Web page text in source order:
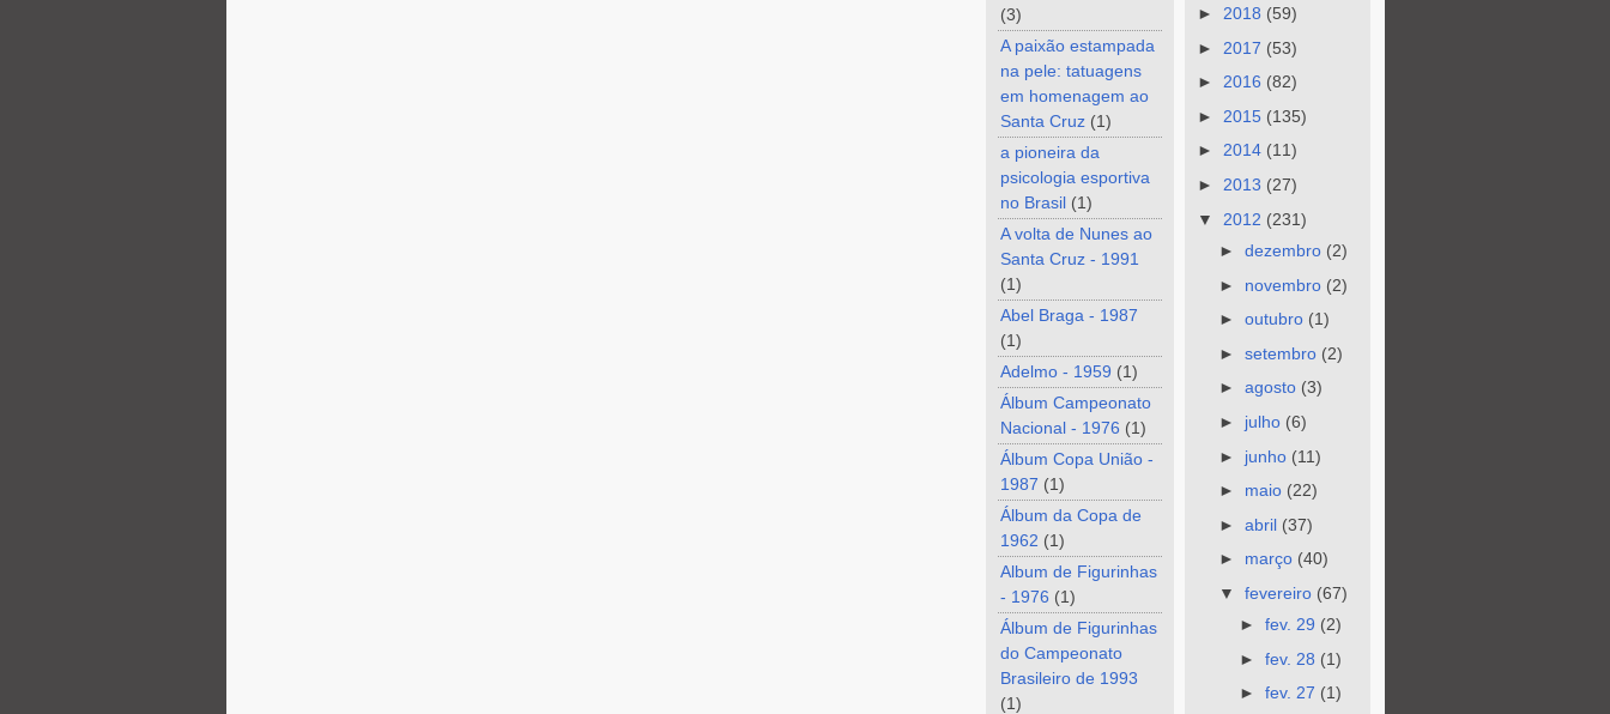
(3)
A paixão estampada
na pele: tatuagens
em homenagem ao
Santa Cruz (1)
a pioneira da
psicologia esportiva
no Brasil (1)
A volta de Nunes ao
Santa Cruz - 1991
(1)
Abel Braga - 1987
(1)
Adelmo - 1959 (1)
Álbum Campeonato
Nacional - 1976 (1)
Álbum Copa União -
1987 (1)
Álbum da Copa de
1962 (1)
Album de Figurinhas
- 1976 (1)
Álbum de Figurinhas
do Campeonato
Brasileiro de 1993
(1)
►2018 (59)
► 2017 (53)
►2016 (82)
► 2015 (135)
►2014 (11)
► 2013 (27)
▼ 2012 (231)
► dezembro (2)
► novembro (2)
► outubro (1)
► setembro (2)
► agosto (3)
► julho (6)
► junho (11)
► maio (22)
► abril (37)
► março (40)
▼ fevereiro (67)
► fev. 29 (2)
► fev. 28 (1)
► fev. 27 (1)